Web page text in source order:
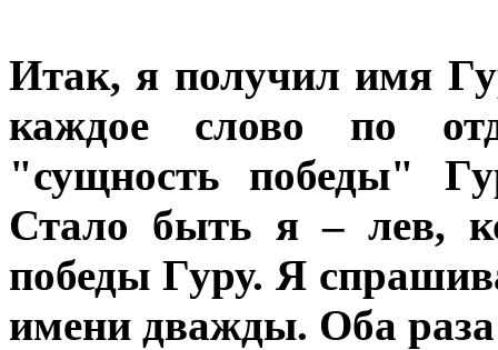
Итак, я получил имя
каждое слово по
"сущность победы"
Стало быть я – лев,
победы Гуру. Я
имени дважды. Оба раза